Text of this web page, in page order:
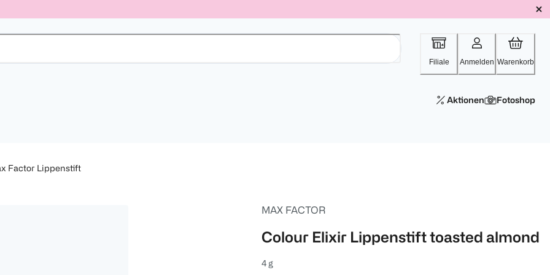
Filiale Anmelden Warenkorb
Aktionen Fotoshop
Factor Lippenstift
MAX FACTOR
Colour Elixir Lippenstift toasted almond
4 g